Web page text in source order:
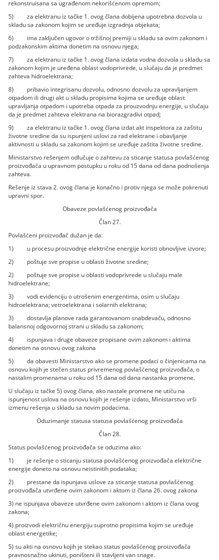
rekonstruisana sa ugrađenom nekorišćenom opremom;
5) za elektranu iz tačke 1. ovog člana dobijena upotrebna dozvola u
skladu sa zakonom kojim se uređuje izgradnja objekata;
6) ima zaključen ugovor o tržišnoj premiji u skladu sa ovim zakonom i
podzakonskim aktima donetim na osnovu njega;
7) za elektranu iz tačke 1. ovog člana izdata vodna dozvola u skladu sa
zakonom kojim je uređena oblast vodoprivrede, u slučaju da je predmet
zahteva hidroelektrana;
8) pribavio integrisanu dozvolu, odnosno dozvolu za upravljanjem
otpadom ili drugi akt u skladu propisima kojima se uređuje oblast
upravljanja otpadom i upotreba otpada za prouzvodnju energije, u slučaju
da je predmet zahteva elektrana na biorazgradivi otpad;
9) za elektranu iz tačke 1. ovog člana izdat akt inspektora za zaštitu
životne sredine da su ispunjeni uslovi za rad elektrane i obavljanje
aktivnosti u skladu sa zakonom kojim se uređuje zaštita životne sredine.
Ministarstvo rešenjem odlučuje o zahtevu za sticanje statusa povlašćenog
proizvođača u upravnom postupku u roku od 15 dana od dana podnošenja
zahteva.
Rešenje iz stava 2. ovog člana je konačno i protiv njega se može pokrenuti
upravni spor.
Obaveze povlašćenog proizvođača
Član 27.
Povlašćeni proizvođač dužan je da:
1) u procesu proizvodnje električne energije koristi obnovljive izvore;
2) poštuje sve propise u oblasti životne sredine;
2) poštuje sve propise u oblasti vodoprivrede u slučaju male
hidroelektrane;
3) vodi evidenciju o utrošenim energentima, osim u slučaju
hidroelektrana; vetroelektrana i solarnih elektrana;
3) dostavlja planove rada garantovanom snabdevaču, odnosno
balansnoj odgovornoj strani u skladu sa zakonom;
4) ispunjava i druge obaveze propisane ovim zakonom i aktima
donetim na osnovu ovog zakona
5) da obavesti Ministarstvo ako se promene podaci o činjenicama na
osnovu kojih je stečen status privremenog povlašćenog proizvođača, o
nastalim promenama u roku od 15 dana od dana nastanka promene.
U slučaju iz tačke 5) ovog člana, ako nastale promene ne utiču na
ispunjenost uslova na osnovu kojih je rešenje izdato, Ministarstvo vrši
izmenu rešenja u skladu sa novim podacima.
Oduzimanje statusa statusa povlašćenog proizvođača
Član 28.
Status povlašćenog proizvođača se oduzima ako:
1) je rešenje o sticanju statusa povlašćenog proizvođača električne
energije doneto na osnovu neistinitih podataka;
2) prestane da ispunjava uslove za sticanje statusa povlašćenog
proizvođača utvrđene ovim zakonom i aktom iz člana 26. ovog zakona
3) ne ispunjava obaveze utvrđene ovim zakonom i aktom iz člana ovog
zakona;
4) proizvodi električnu energiju suprotno propisima kojim se uređuje
oblast energetike;
5) su akti na osnovu kojih je stekao status povlašćenog proizvođača
pravnosnažno ukinuti, poništeni ili stavljeni van snage.